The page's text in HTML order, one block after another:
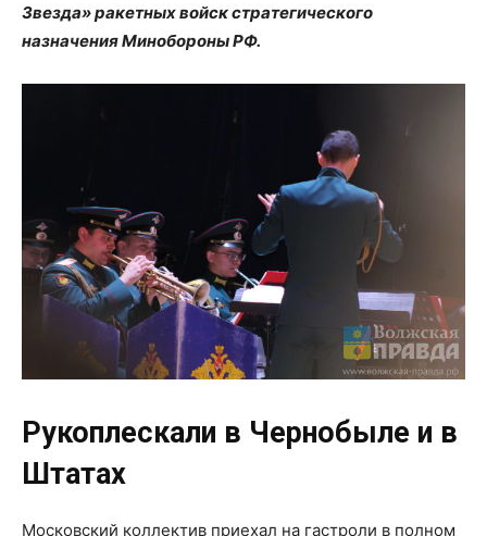
Звезда» ракетных войск стратегического
назначения Минобороны РФ.
Рукоплескали в Чернобыле и в
Штатах
Московский коллектив приехал на гастроли в полном